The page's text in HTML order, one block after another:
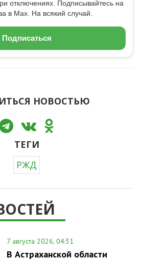
отключениях. Подписывайтесь на
в Max. На всякий случай.
Подписаться
НОВОСТЬЮ
ТЕГИ
РЖД
7 августа 2026, 04:31
В Астраханской области